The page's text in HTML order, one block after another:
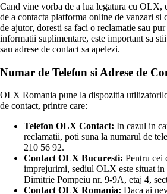
Cand vine vorba de a lua legatura cu OLX,
de a contacta platforma online de vanzari si
de ajutor, doresti sa faci o reclamatie sau
informatii suplimentare, este important sa
sau adrese de contact sa apelezi.
Numar de Telefon si Adrese de
OLX Romania pune la dispozitia
de contact, printre care:
Telefon OLX Contact: In cazul in
reclamatii, poti suna la numarul de
210 56 92.
Contact OLX Bucuresti: Pentru cei
imprejurimi, sediul OLX este situat in
Dimitrie Pompeiu nr. 9-9A, etaj 4,
Contact OLX Romania: Daca ai